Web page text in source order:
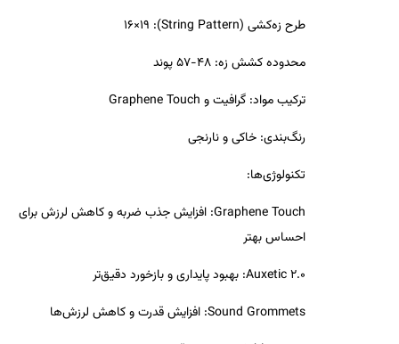
طرح زه‌کشی (String Pattern)
: 16×19
محدوده کشش زه: 48-57 پوند
ترکیب مواد: گرافیت و Graphene Touch
رنگ‌بندی: خاکی و نارنجی
تکنولوژی‌ها:
Graphene Touch: افزایش جذب ضربه و کاهش لرزش برای
احساس بهتر
Auxetic 2.0: بهبود پایداری و بازخورد دقیق‌تر
Sound Grommets: افزایش قدرت و کاهش لرزش‌ها